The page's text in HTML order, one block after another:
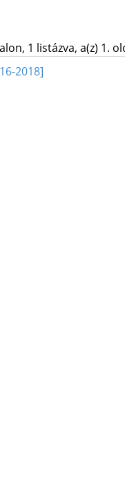
1 listázva, a(z) 1.
2018]